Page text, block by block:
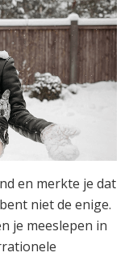
en merkte je dat
niet de enige.
je meeslepen in